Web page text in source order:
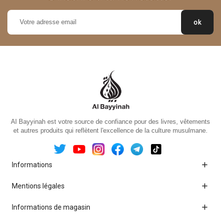
Al Bayyinah est votre source de confiance pour des livres, vêtements
et autres produits qui reflètent l'excellence de la culture musulmane.
Informations 
Mentions légales 
Informations de magasin 